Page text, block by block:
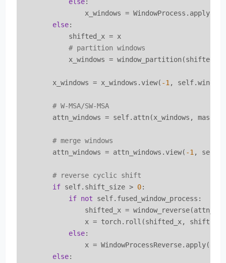
x_windows =
else:
            shifted_x = x
# partition windows
x_windows =
        x_windows = x_windows.view(
-1 ,
# W-MSA/SW-MSA
attn_windows = self.attn(x_windows,
# merge windows
        attn_windows = attn_windows.view(
-1 ,
# reverse cyclic shift
if self.shift_size > 0:
if not self.fused_window_process:
shifted_x =
x = torch.roll(shifted_x,
else:
x =
else: